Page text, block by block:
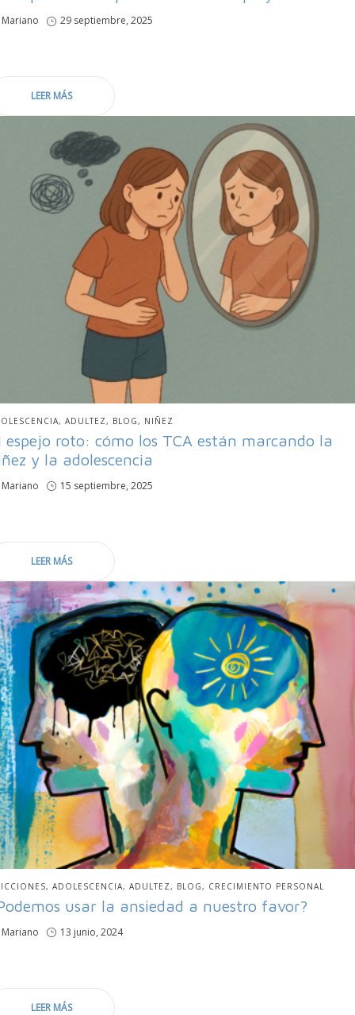
por
Mariano
Publicado
29 septiembre, 2025
LEER MÁS
ADULTEZ BLOG NIÑEZ
espejo roto: cómo los TCA están marcando la
y la adolescencia
por
Mariano
Publicado
15 septiembre, 2025
LEER MÁS
ADOLESCENCIA ADULTEZ BLOG CRECIMIENTO PERSONAL
usar la ansiedad a nuestro favor?
por
Mariano
Publicado
13 junio, 2024
LEER MÁS